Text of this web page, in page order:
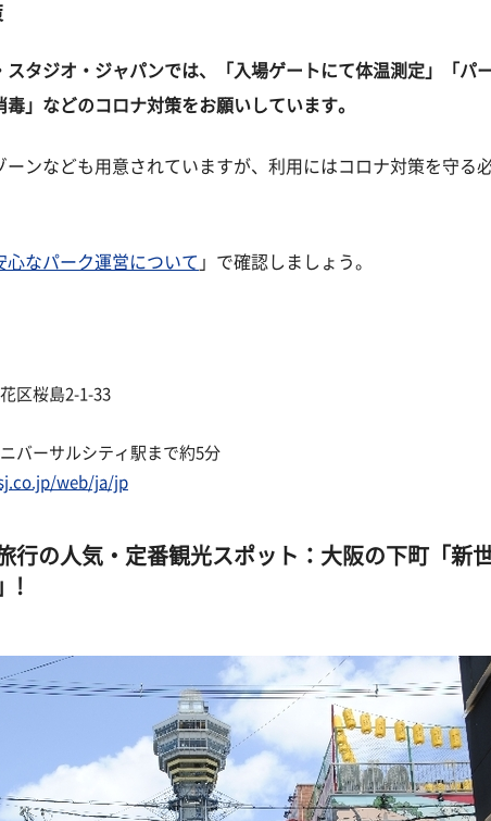
スタジオ・ジャパンでは、「入場ゲートにて体温測定」「パ
毒」などのコロナ対策をお願いしています。
ーンなども用意されていますが、利用にはコロナ対策を守る
心なパーク運営について 」で確認しましょう。
区桜島2-1-33
バーサルシティ駅まで約5分
web/ja/jp
行の人気・定番観光スポット：大阪の下町「新世
!